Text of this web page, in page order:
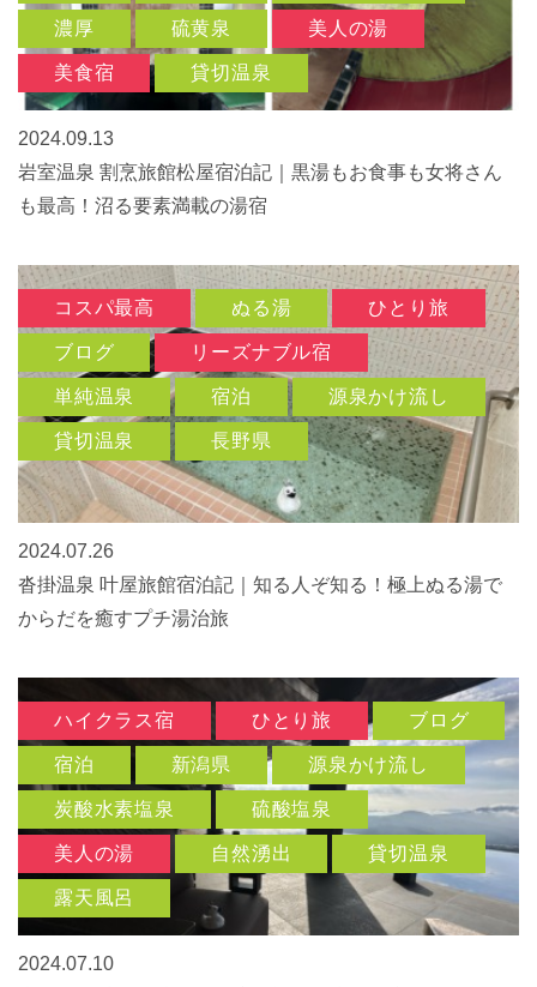
濃厚 硫黄泉 美人の湯
美食宿 貸切温泉
2024.09.13
岩室温泉 割烹旅館松屋宿泊記｜黒湯もお食事も女将さん
も最高！沼る要素満載の湯宿
コスパ最高 ぬる湯 ひとり旅
ブログ リーズナブル宿
単純温泉 宿泊 源泉かけ流し
貸切温泉 長野県
2024.07.26
沓掛温泉 叶屋旅館宿泊記｜知る人ぞ知る！極上ぬる湯で
からだを癒すプチ湯治旅
ハイクラス宿 ひとり旅 ブログ
宿泊 新潟県 源泉かけ流し
炭酸水素塩泉 硫酸塩泉
美人の湯 自然湧出 貸切温泉
露天風呂
2024.07.10